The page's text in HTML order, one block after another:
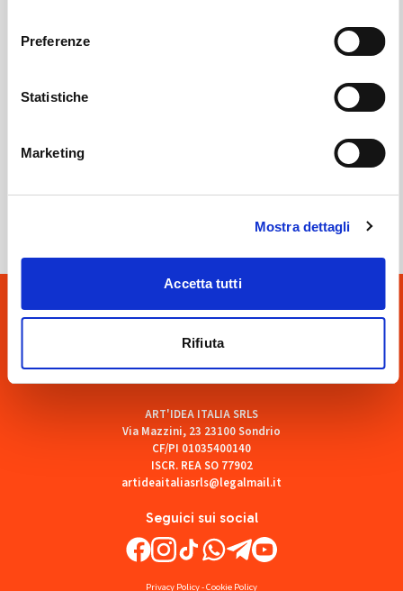
Preferenze
Statistiche
Marketing
Mostra dettagli
Accetta tutti
Rifiuta
SOF Società Onoranze Funebri
Seguici sui social
ART'IDEA ITALIA SRLS
Via Mazzini, 23 23100 Sondrio
CF/PI 01035400140
ISCR. REA SO 77902
artideaitaliasrls@legalmail.it
Privacy Policy-Cookie Policy